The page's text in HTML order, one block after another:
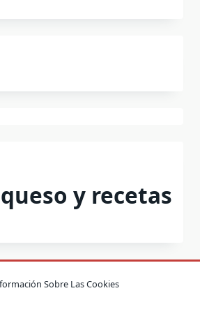
y recetas
Sobre Las Cookies